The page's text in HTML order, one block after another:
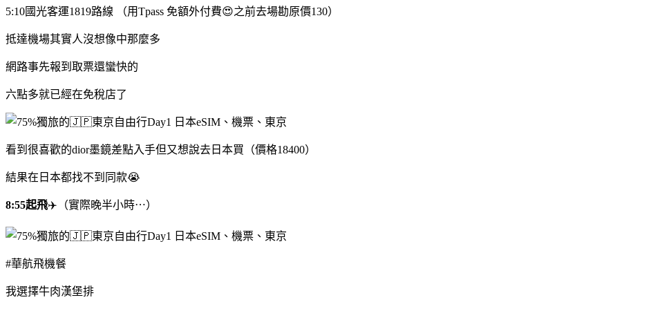
5:10國光客運1819路線 （用Tpass 免額外付費😍之前去場勘原價130）
抵達機場其實人沒想像中那麼多
網路事先報到取票還蠻快的
六點多就已經在免稅店了
看到很喜歡的dior墨鏡差點入手但又想說去日本買（價格18400）
結果在日本都找不到同款😭
8:55起飛✈️（實際晚半小時⋯）
#華航飛機餐
我選擇牛肉漢堡排